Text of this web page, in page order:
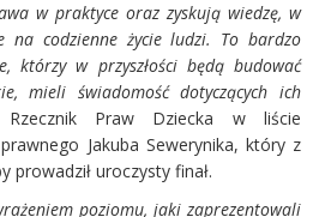
w praktyce oraz zyskują wiedzę, w
na codzienne życie ludzi. To bardzo
którzy w przyszłości będą budować
mieli świadomość dotyczących ich
Praw Dziecka w liście
Jakuba Sewerynika, który z
prowadził uroczysty finał.
poziomu, jaki zaprezentowali